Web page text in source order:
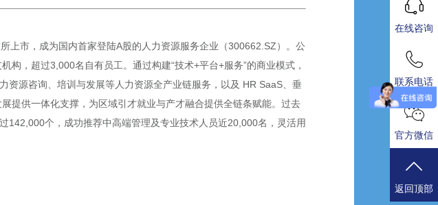
上市，成为国内首家登陆A股的人力资源服务企业（300662.SZ）。公
，超过3,000名自有员工。通过构建“技术+平台+服务”的商业模式，
源咨询、培训与发展等人力资源全产业链服务，以及 HR SaaS、垂
提供一体化支撑，为区域引才就业与产才融合提供全链条赋能。过去
个，成功推荐中高端管理及专业技术人员近20,000名，灵活用
在线咨询
联系电话
官方微信
返回顶部